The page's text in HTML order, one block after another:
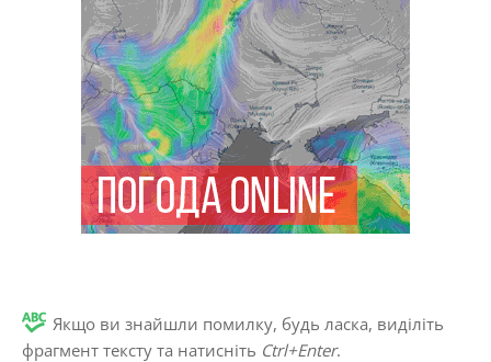
Якщо ви знайшли помилку, будь ласка, виділіть
фрагмент тексту та натисніть Ctrl+Enter.